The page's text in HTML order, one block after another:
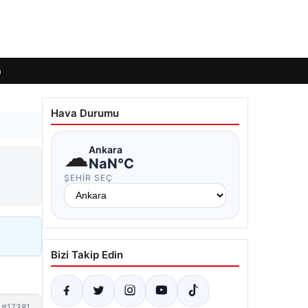
Hava Durumu
☁Ankara
NaN°C
ŞEHIR SEÇ
Bizi Takip Edin